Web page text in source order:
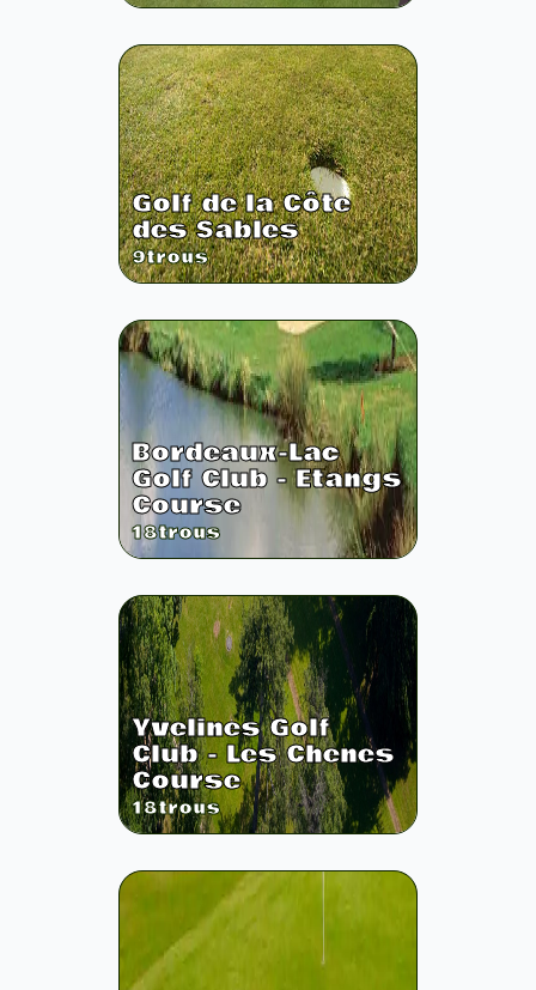
Golf de la Côte
des Sables
9trous
Bordeaux-Lac
Golf Club - Etangs
Course
18trous
Yvelines Golf
Club - Les Chenes
Course
18trous